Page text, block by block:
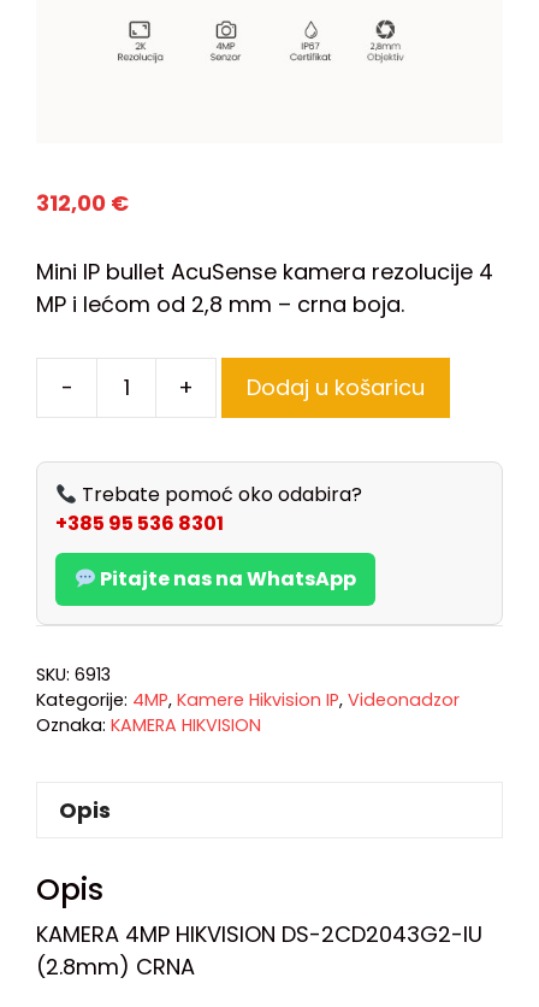
312,00 €
Mini IP bullet AcuSense kamera rezolucije 4
MP i lećom od 2,8 mm – crna boja.
- + Dodaj u košaricu
Trebate pomoć oko odabira?
+385 95 536 8301
Pitajte nas na WhatsApp
SKU: 6913
Kategorije: 4MP, Kamere Hikvision IP, Videonadzor
Oznaka: KAMERA HIKVISION
Opis
Opis
KAMERA 4MP HIKVISION DS-2CD2043G2-IU
(2.8mm) CRNA